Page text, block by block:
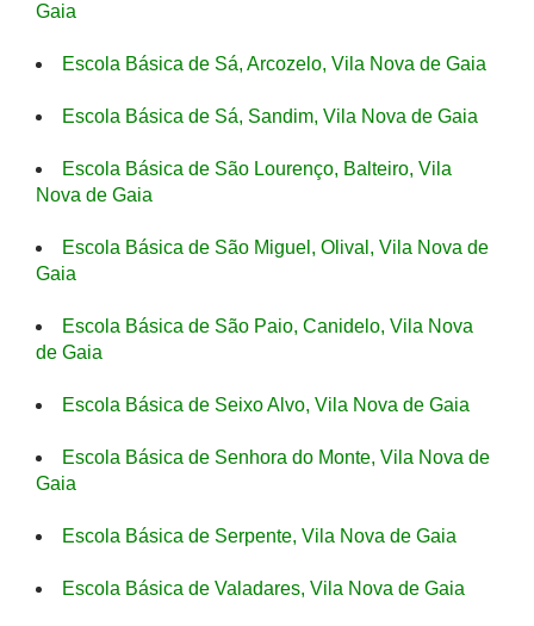
Gaia
Escola Básica de Sá, Arcozelo, Vila Nova de Gaia
Escola Básica de Sá, Sandim, Vila Nova de Gaia
Escola Básica de São Lourenço, Balteiro, Vila
Nova de Gaia
Escola Básica de São Miguel, Olival, Vila Nova de
Gaia
Escola Básica de São Paio, Canidelo, Vila Nova
de Gaia
Escola Básica de Seixo Alvo, Vila Nova de Gaia
Escola Básica de Senhora do Monte, Vila Nova de
Gaia
Escola Básica de Serpente, Vila Nova de Gaia
Escola Básica de Valadares, Vila Nova de Gaia